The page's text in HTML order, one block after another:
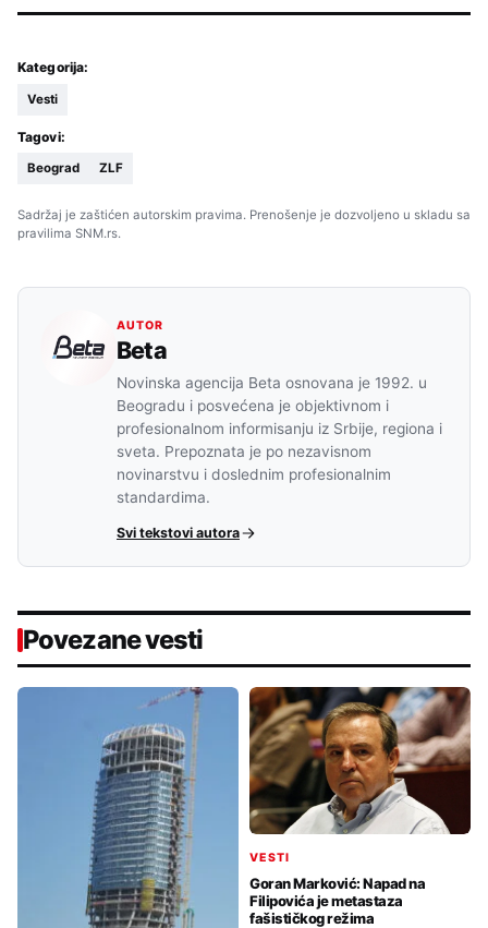
Kategorija:
Vesti
Tagovi:
Beograd ZLF
Sadržaj je zaštićen autorskim pravima. Prenošenje je dozvoljeno u skladu sa
pravilima SNM.rs.
AUTOR
Beta
Novinska agencija Beta osnovana je 1992. u
Beogradu i posvećena je objektivnom i
profesionalnom informisanju iz Srbije, regiona i
sveta. Prepoznata je po nezavisnom
novinarstvu i doslednim profesionalnim
standardima.
Svi tekstovi autora
Povezane vesti
VESTI
Goran Marković: Napad na
Filipovića je metastaza
fašističkog režima